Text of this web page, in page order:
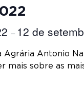
– 12 de
Agrária Antonio
mais sobre as